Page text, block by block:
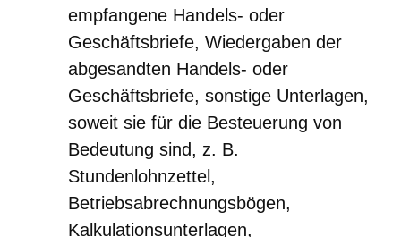
empfangene Handels- oder
Geschäftsbriefe, Wiedergaben der
abgesandten Handels- oder
Geschäftsbriefe, sonstige Unterlagen,
soweit sie für die Besteuerung von
Bedeutung sind, z. B.
Stundenlohnzettel,
Betriebsabrechnungsbögen,
Kalkulationsunterlagen,